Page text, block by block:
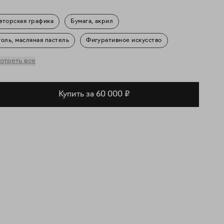
графика Бумага, акрил
масляная пастель Фигуративное искусство
все
Купить за 60 000 ₽